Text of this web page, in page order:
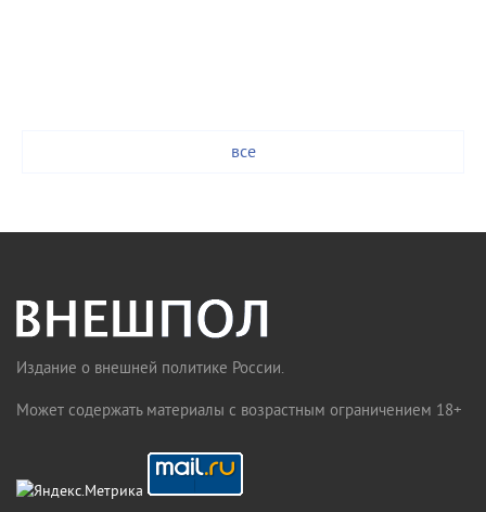
все
Издание о внешней политике России.
Может содержать материалы с возрастным ограничением 18+